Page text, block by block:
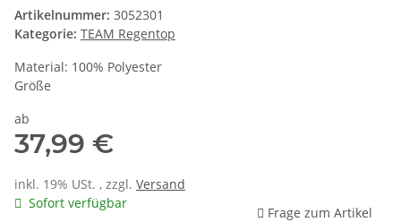
Artikelnummer: 3052301
Kategorie: TEAM Regentop
Material: 100% Polyester
Größe
ab
37,99 €
inkl. 19% USt. , zzgl. Versand
Sofort verfügbar
Frage zum Artikel